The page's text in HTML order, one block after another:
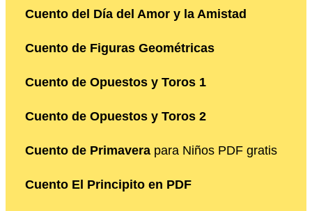
Cuento del Día del Amor y la Amistad
Cuento de Figuras Geométricas
Cuento de Opuestos y Toros 1
Cuento de Opuestos y Toros 2
Cuento de Primavera para Niños PDF gratis
Cuento El Principito en PDF